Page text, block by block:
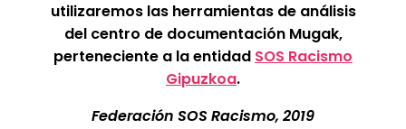
utilizaremos las herramientas de análisis
del centro de documentación Mugak,
perteneciente a la entidad SOS Racismo
Gipuzkoa.
Federación SOS Racismo, 2019